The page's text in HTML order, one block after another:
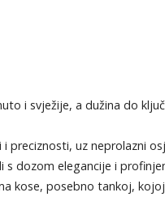
i svježije, a dužina do
preciznosti, uz neprolazni
s dozom elegancije i
kose, posebno tankoj,